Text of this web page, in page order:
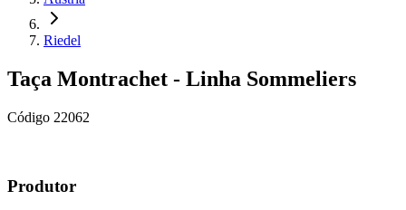
Riedel
Taça Montrachet - Linha Sommeliers
Código 22062
Produtor